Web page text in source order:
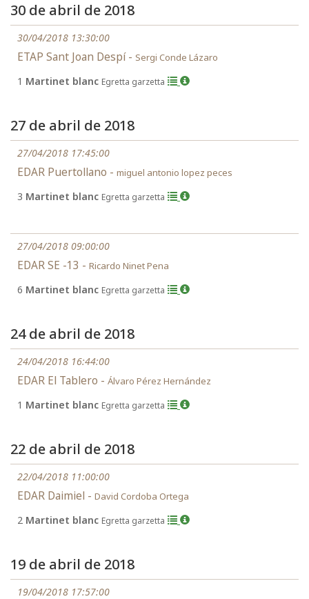
30 de abril de 2018
30/04/2018 13:30:00
ETAP Sant Joan Despí - Sergi Conde Lázaro
1 Martinet blanc Egretta garzetta
27 de abril de 2018
27/04/2018 17:45:00
EDAR Puertollano - miguel antonio lopez peces
3 Martinet blanc Egretta garzetta
27/04/2018 09:00:00
EDAR SE -13 - Ricardo Ninet Pena
6 Martinet blanc Egretta garzetta
24 de abril de 2018
24/04/2018 16:44:00
EDAR El Tablero - Álvaro Pérez Hernández
1 Martinet blanc Egretta garzetta
22 de abril de 2018
22/04/2018 11:00:00
EDAR Daimiel - David Cordoba Ortega
2 Martinet blanc Egretta garzetta
19 de abril de 2018
19/04/2018 17:57:00